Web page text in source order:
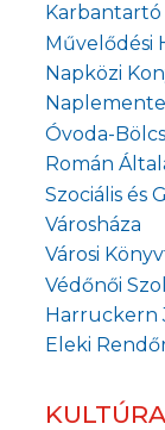
Művelődési
Napközi
Óvoda-
Román
Szociális és
Városháza
Városi
Védőnői
Harruckern
Eleki
KULTÚRA